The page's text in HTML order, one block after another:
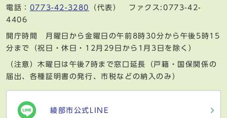
電話： 0773-42-3280
（代表） ファクス:0773-42-
4406
開庁時間 月曜日から金曜日の午前8時30分から午後5時15
分まで（祝日・休日・12月29日から1月3日を除く）
（注意）木曜日は午後7時まで窓口延長（戸籍・国保関係の
届出、各種証明書の発行、市税などの納入のみ）
綾部市公式LINE